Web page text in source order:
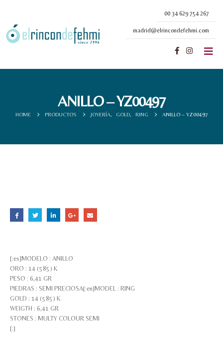
00 34 629 754 267
madrid@elrincondefehmi.com
ANILLO – YZ00497
HOME PRODUCTOS JOYERÍA, GOLD, RING ANILLO – YZ00497
[:es]MODELO : ANILLO
ORO : 14 (585) K
PESO : 6,41 GR
PIEDRAS : SEMI PRECIOSA[:en]MODEL : RING
GOLD : 14 (585) K
WEIGTH : 6,41 GR
STONES : MULTY COLOUR SEMI
[:]